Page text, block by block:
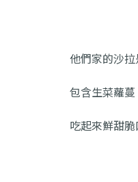
他們家的沙
包含生菜蘿
吃起來鮮甜